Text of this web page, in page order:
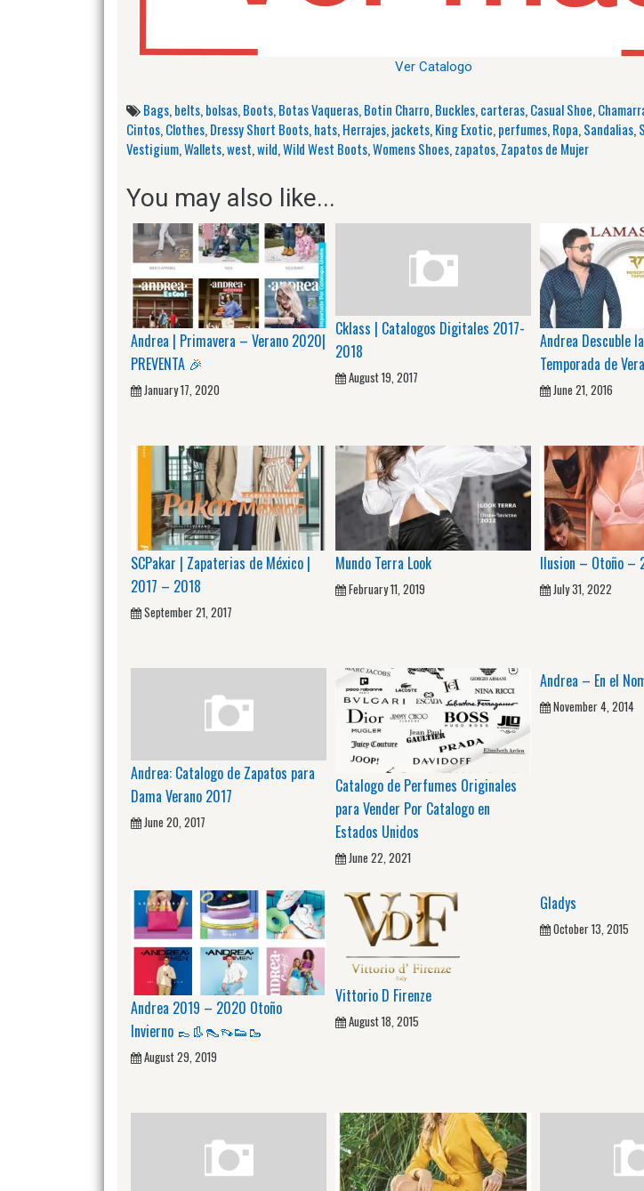
Ver Catalogo
Bags,belts,bolsas,Boots,Botas Vaqueras,Botin Charro,Buckles,carteras,Casual Shoe,
Cintos,Clothes,Dressy Short Boots,hats,Herrajes,jackets,King Exotic,perfumes,Ropa,Sandalias,
Vestigium,Wallets,west,wild,Wild West Boots,Womens Shoes,zapatos,Zapatos de Mujer
You may also like...
Andrea | Primavera – Verano 2020|
PREVENTA 🎉
January 17, 2020
Cklass | Catalogos Digitales 2017-
2018
August 19, 2017
Andrea Descuble
Temporada de
June 21, 2016
SCPakar | Zapaterias de México |
2017 – 2018
September 21, 2017
Mundo Terra Look
February 11, 2019
Ilusion – Otoño –
July 31, 2022
Andrea: Catalogo de Zapatos para
Dama Verano 2017
June 20, 2017
Catalogo de Perfumes Originales
para Vender Por Catalogo en
Estados Unidos
June 22, 2021
Andrea – En el
November 4, 2014
Andrea 2019 – 2020 Otoño
Invierno 👞👢👠👡👟🥾
August 29, 2019
Vittorio D Firenze
August 18, 2015
Gladys
October 13, 2015